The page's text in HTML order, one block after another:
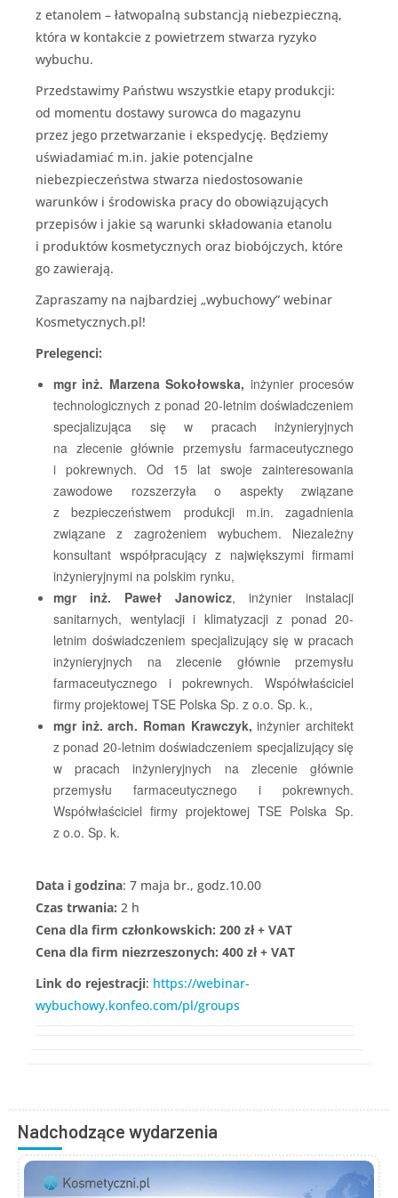
z etanolem – łatwopalną substancją niebezpieczną,
która w kontakcie z powietrzem stwarza ryzyko
wybuchu.
Przedstawimy Państwu wszystkie etapy produkcji:
od momentu dostawy surowca do magazynu
przez jego przetwarzanie i ekspedycję. Będziemy
uświadamiać m.in. jakie potencjalne
niebezpieczeństwa stwarza niedostosowanie
warunków i środowiska pracy do obowiązujących
przepisów i jakie są warunki składowania etanolu
i produktów kosmetycznych oraz biobójczych, które
go zawierają.
Zapraszamy na najbardziej „wybuchowy” webinar
Kosmetycznych.pl!
Prelegenci:
mgr inż. Marzena Sokołowska, inżynier procesów
technologicznych z ponad 20-letnim doświadczeniem
specjalizująca się w pracach inżynieryjnych
na zlecenie głównie przemysłu farmaceutycznego
i pokrewnych. Od 15 lat swoje zainteresowania
zawodowe rozszerzyła o aspekty związane
z bezpieczeństwem produkcji m.in. zagadnienia
związane z zagrożeniem wybuchem. Niezależny
konsultant współpracujący z największymi firmami
inżynieryjnymi na polskim rynku,
mgr inż. Paweł Janowicz, inżynier instalacji
sanitarnych, wentylacji i klimatyzacji z ponad 20-
letnim doświadczeniem specjalizujący się w pracach
inżynieryjnych na zlecenie głównie przemysłu
farmaceutycznego i pokrewnych. Współwłaściciel
firmy projektowej TSE Polska Sp. z o.o. Sp. k.,
mgr inż. arch. Roman Krawczyk, inżynier architekt
z ponad 20-letnim doświadczeniem specjalizujący się
w pracach inżynieryjnych na zlecenie głównie
przemysłu farmaceutycznego i pokrewnych.
Współwłaściciel firmy projektowej TSE Polska Sp.
z o.o. Sp. k.
Data i godzina: 7 maja br., godz.10.00
Czas trwania: 2 h
Cena dla firm członkowskich: 200 zł + VAT
Cena dla firm niezrzeszonych: 400 zł + VAT
Link do rejestracji: https://webinar-
wybuchowy.konfeo.com/pl/groups
Nadchodzące wydarzenia